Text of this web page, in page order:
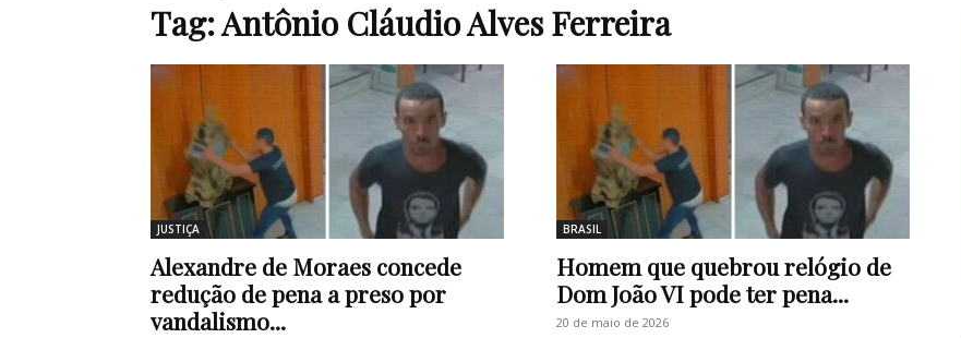
News
Tag: Antônio Cláudio Alves Ferreira
JUSTIÇA
Alexandre de Moraes concede
redução de pena a preso por
vandalismo...
BRASIL
Homem que quebrou relógio de
Dom João VI pode ter pena...
20 de maio de 2026